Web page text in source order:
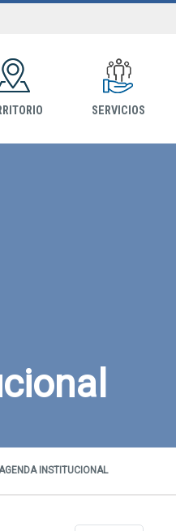
SERVICIOS
INSTITUCIONAL